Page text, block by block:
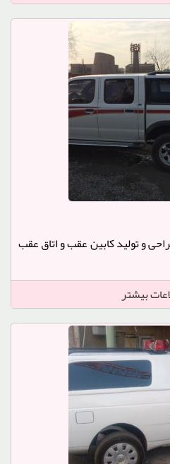
و تولید کابین عقب و اتاق عقب
بیشتر